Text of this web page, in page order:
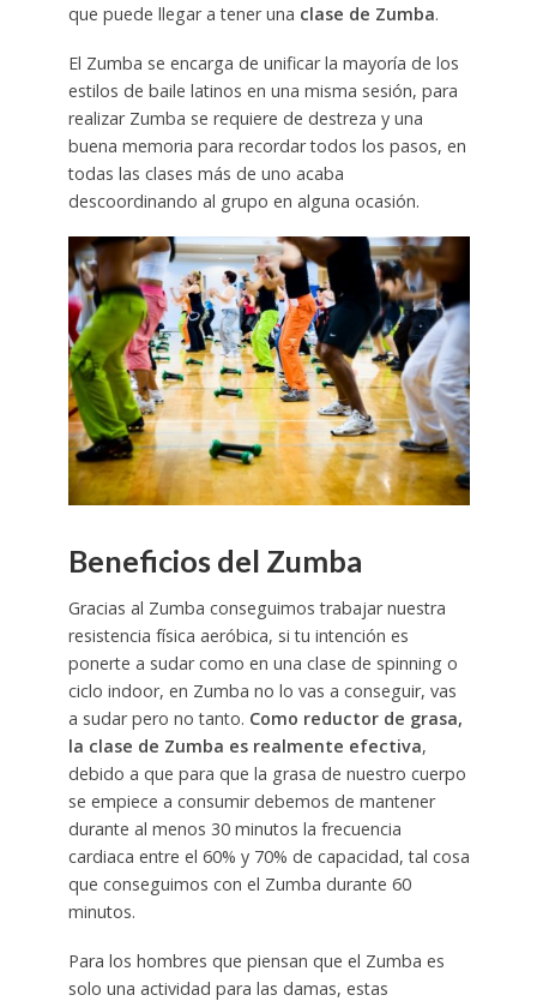
que puede llegar a tener una clase de Zumba.
El Zumba se encarga de unificar la mayoría de los
estilos de baile latinos en una misma sesión, para
realizar Zumba se requiere de destreza y una
buena memoria para recordar todos los pasos, en
todas las clases más de uno acaba
descoordinando al grupo en alguna ocasión.
Beneficios del Zumba
Gracias al Zumba conseguimos trabajar nuestra
resistencia física aeróbica, si tu intención es
ponerte a sudar como en una clase de spinning o
ciclo indoor, en Zumba no lo vas a conseguir, vas
a sudar pero no tanto. Como reductor de grasa,
la clase de Zumba es realmente efectiva,
debido a que para que la grasa de nuestro cuerpo
se empiece a consumir debemos de mantener
durante al menos 30 minutos la frecuencia
cardiaca entre el 60% y 70% de capacidad, tal cosa
que conseguimos con el Zumba durante 60
minutos.
Para los hombres que piensan que el Zumba es
solo una actividad para las damas, estas